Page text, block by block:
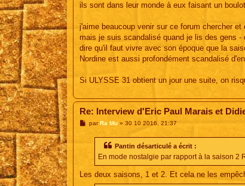
ils sont dans leur monde à eux faisant un
j'aime beaucoup venir sur ce forum chercher
mais je suis scandalisé quand je lis des gens -
dire qu'il faut vivre avec son époque que la
Nordine est aussi profondément scandalisé
Si ULYSSE 31 obtient un jour une suite, on
Re: Interview d'Eric Paul Marais et
MparRa Mu» 30 10 2016, 21:37
Pantin désarticulé a écrit :
En mode nostalgie par rapport à la saison 2
Les deux saisons, 1 et 2. Et cela ne les